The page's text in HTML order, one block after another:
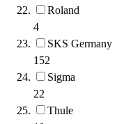
Roland
4
SKS Germany
152
Sigma
22
Thule